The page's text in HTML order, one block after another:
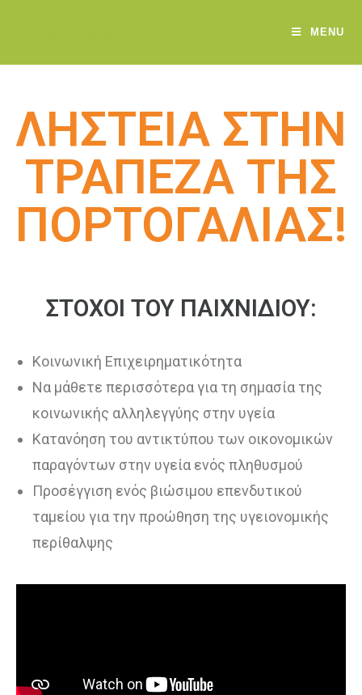
MENU
ΛΗΣΤΕΙΑ ΣΤΗΝ
ΤΡΑΠΕΖΑ ΤΗΣ
ΠΟΡΤΟΓΑΛΙΑΣ!
ΣΤΟΧΟΙ ΤΟΥ ΠΑΙΧΝΙΔΙΟΥ:
Κοινωνική Επιχειρηματικότητα
Να μάθετε περισσότερα για τη σημασία της
κοινωνικής αλληλεγγύης στην υγεία
Κατανόηση του αντικτύπου των οικονομικών
παραγόντων στην υγεία ενός πληθυσμού
Προσέγγιση ενός βιώσιμου επενδυτικού
ταμείου για την προώθηση της υγειονομικής
περίθαλψης